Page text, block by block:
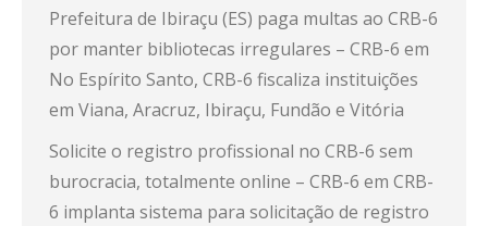
Prefeitura de Ibiraçu (ES) paga multas ao CRB-6
por manter bibliotecas irregulares – CRB-6 em
No Espírito Santo, CRB-6 fiscaliza instituições
em Viana, Aracruz, Ibiraçu, Fundão e Vitória
Solicite o registro profissional no CRB-6 sem
burocracia, totalmente online – CRB-6 em CRB-
6 implanta sistema para solicitação de registro